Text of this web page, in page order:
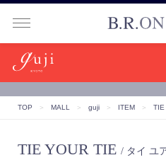
TOP ＞ MALL ＞ guji ＞ ITEM ＞ TIE
TIE YOUR TIE / タイ ユ